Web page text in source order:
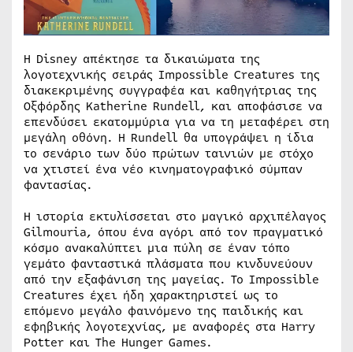
Η Disney απέκτησε τα δικαιώματα της
λογοτεχνικής σειράς Impossible Creatures της
διακεκριμένης συγγραφέα και καθηγήτριας της
Οξφόρδης Katherine Rundell, και αποφάσισε να
επενδύσει εκατομμύρια για να τη μεταφέρει στη
μεγάλη οθόνη. Η Rundell θα υπογράψει η ίδια
το σενάριο των δύο πρώτων ταινιών με στόχο
να χτιστεί ένα νέο κινηματογραφικό σύμπαν
φαντασίας.
Η ιστορία εκτυλίσσεται στο μαγικό αρχιπέλαγος
Gilmouria, όπου ένα αγόρι από τον πραγματικό
κόσμο ανακαλύπτει μια πύλη σε έναν τόπο
γεμάτο φανταστικά πλάσματα που κινδυνεύουν
από την εξαφάνιση της μαγείας. Το Impossible
Creatures έχει ήδη χαρακτηριστεί ως το
επόμενο μεγάλο φαινόμενο της παιδικής και
εφηβικής λογοτεχνίας, με αναφορές στα Harry
Potter και The Hunger Games.